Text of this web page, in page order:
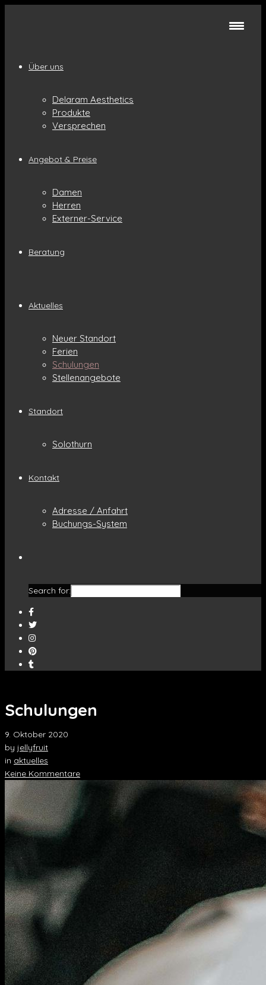
Über uns
Delaram Aesthetics
Produkte
Versprechen
Angebot & Preise
Damen
Herren
Externer-Service
Beratung
Aktuelles
Neuer Standort
Ferien
Schulungen
Stellenangebote
Standort
Solothurn
Kontakt
Adresse / Anfahrt
Buchungs-System
Search for:
Schulungen
9. Oktober 2020
by jellyfruit
in aktuelles
Keine Kommentare